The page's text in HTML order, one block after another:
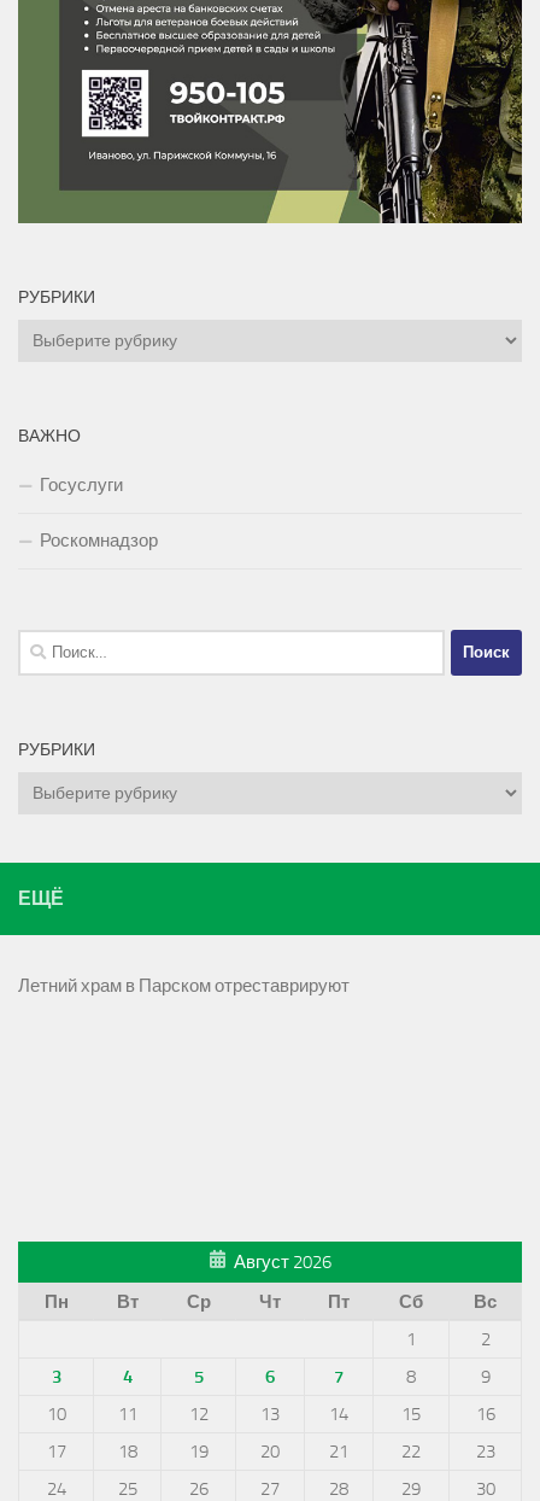
РУБРИКИ
Рубрики
ВАЖНО
Госуслуги
Роскомнадзор
Найти:
РУБРИКИ
Рубрики
ЕЩЁ
Летний храм в Парском отреставрируют
Август 2026
Пн
Вт Ср Чт Пт Сб
Вс
1
2
3
4 5 6 7 8
9
10
11 12 13 14 15
16
17
18 19 20 21 22
23
24
25 26 27 28 29
30